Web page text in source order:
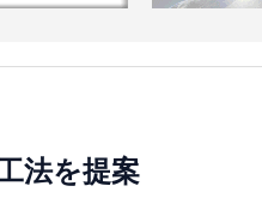
法を提案